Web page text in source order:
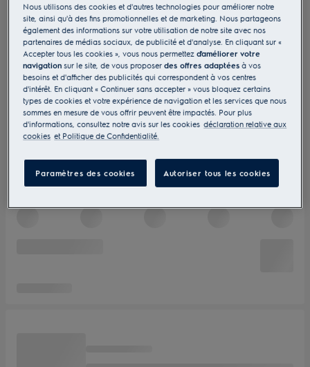
Nous utilisons des cookies et d'autres technologies pour améliorer notre
site, ainsi qu'à des fins promotionnelles et de marketing. Nous partageons
également des informations sur votre utilisation de notre site avec nos
partenaires de médias sociaux, de publicité et d'analyse. En cliquant sur «
Accepter tous les cookies », vous nous permettezd'améliorer votre
navigation sur le site, de vous proposerdes offres adaptées à vos
besoins et d'afficher des publicités qui correspondent à vos centres
d'intérêt. En cliquant « Continuer sans accepter » vous bloquez certains
types de cookies et votre expérience de navigation et les services que nous
sommes en mesure de vous offrir peuvent être impactés. Pour plus
d'informations, consultez notre avis sur les cookies déclaration relative aux
cookies et Politique de Confidentialité.
Paramètres des cookies Autoriser tous les cookies